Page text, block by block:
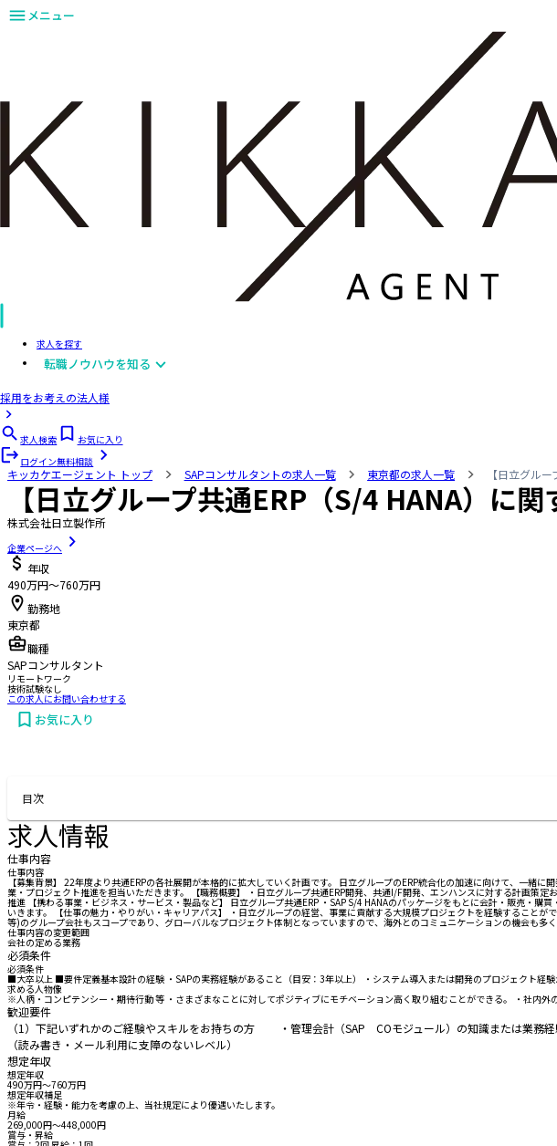
メニュー
求人を探す
転職ノウハウを知る
採用をお考えの法人様
求人検索
お気に入り
ログイン無料相談
キッカケエージェント トップ SAPコンサルタントの求人一覧 東京都の求人一覧 【日立グル
【日立グループ共通ERP（S/4 HANA）に関
株式会社日立製作所
企業ページへ
年収
490万円〜760万円
勤務地
東京都
職種
SAPコンサルタント
リモートワーク
技術試験なし
この求人にお問い合わせする
お気に入り
目次
求人情報
仕事内容
仕事内容
【募集背景】 22年度より共通ERPの各社展開が本格的に拡大していく計画です。 日立グループのERP統合化の加速に向けて、一緒
業・プロジェクト推進を担当いただきます。 【職務概要】 ・日立グループ共通ERP開発、共通I/F開発、エンハンスに対する計画策
推進 【携わる事業・ビジネス・サービス・製品など】 日立グループ共通ERP ・SAP S/4 HANAのパッケージをもとに会計・販売・
いきます。 【仕事の魅力・やりがい・キャリアパス】 ・日立グループの経営、事業に貢献する大規模プロジェクトを経験すること
等)のグループ会社もスコープであり、グローバルなプロジェクト体制となっていますので、海外とのコミュニケーションの機会も多
仕事内容の変更範囲
会社の定める業務
必須条件
必須条件
■大卒以上 ■要件定義基本設計の経験 ・SAPの実務経験があること（目安：3年以上） ・システム導入または開発のプロジェクト経験
求める人物像
※人柄・コンピテンシー・期待行動 等 ・さまざまなことに対してポジティブにモチベーション高く取り組むことができる。 ・社内
歓迎要件
（1）下記いずれかのご経験やスキルをお持ちの方 ・管理会計（SAP COモジュール）の知識または業務
（読み書き・メール利用に支障のないレベル）
想定年収
想定年収
490万円〜760万円
想定年収補足
※年令・経験・能力を考慮の上、当社規定により優遇いたします。
月給
269,000円〜448,000円
賞与・昇給